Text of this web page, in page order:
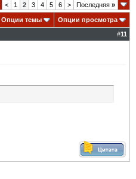
< 1 2 3 4 5 6 > Последняя »
Опции темы
Опции просмотра
#11